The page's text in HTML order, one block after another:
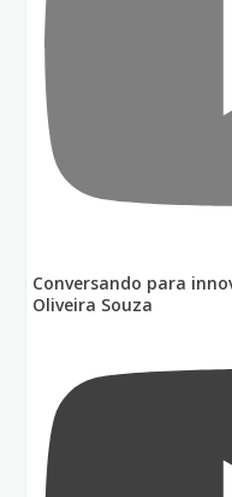
Conversando para
Oliveira Souza